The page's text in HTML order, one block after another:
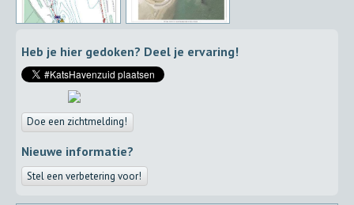
Heb je hier gedoken? Deel je ervaring!
Doe een zichtmelding!
Nieuwe informatie?
Stel een verbetering voor!